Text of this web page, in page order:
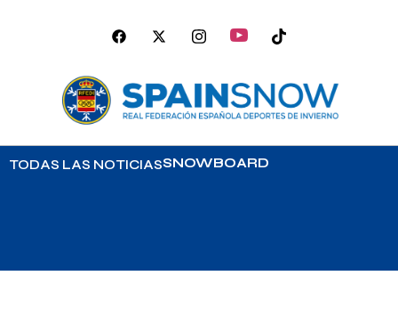
TODAS LAS NOTICIASSNOWBOARD